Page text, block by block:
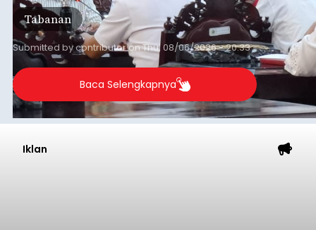
Tabanan
Submitted bycontributoronThu, 08/06/2026 - 20:33
Baca Selengkapnya
Iklan